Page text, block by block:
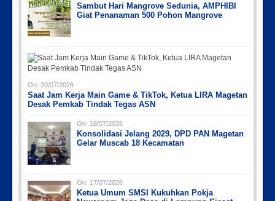
Sambut Hari Mangrove Sedunia, AMPHIBI
Giat Penanaman 500 Pohon Mangrove
On: 20/07/2026
Saat Jam Kerja Main Game & TikTok, Ketua LIRA Magetan
Desak Pemkab Tindak Tegas ASN
On: 18/07/2026
Konsolidasi Jelang 2029, DPD PAN Magetan
Gelar Muscab 18 Kecamatan
On: 17/07/2026
Ketua Umum SMSI Kukuhkan Pokja